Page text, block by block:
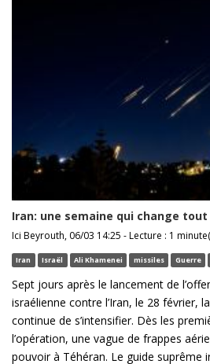
Iran: une semaine qui change tout
Ici Beyrouth, 06/03 14:25 - Lecture : 1
Iran Israël Ali Khamenei missiles Guerre
Sept jours après le lancement de
israélienne contre l’Iran, le 28 février,
continue de s’intensifier. Dès les
l’opération, une vague de frappes
pouvoir à Téhéran. Le guide suprême